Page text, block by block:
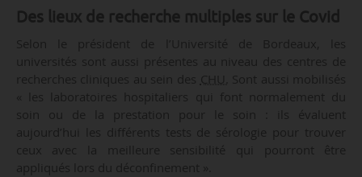
Des lieux de recherche multiples sur le Covid
Selon le président de l’Université de Bordeaux, les
universités sont aussi présentes au niveau des centres de
recherches cliniques au sein des CHU.
Sont aussi mobilisés
« les laboratoires hospitaliers qui font normalement du
soin ou de la prestation pour le soin : ils évaluent
aujourd’hui les différents tests de sérologie pour trouver
ceux avec la meilleure sensibilité qui pourront être
appliqués lors du déconfinement ».